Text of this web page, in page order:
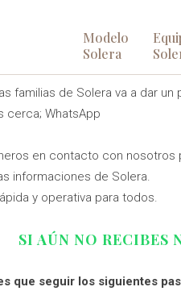
Modelo
Solera
SOLERA,
familias de Solera va a dar
cerca; WhatsApp
en contacto con
informaciones de Solera.
y operativa para todos.
SI AÚN NO RECIBES
que seguir los siguientes